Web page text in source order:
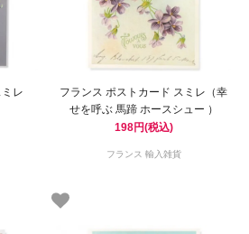
レ
フランス ポストカード スミレ（幸
せを呼ぶ 馬蹄 ホースシュー ）
198円(税込)
フランス 輸入雑貨